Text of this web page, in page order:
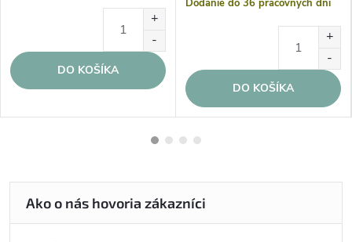
DO KOŠÍKA
Dodanie do 36 pracovných dní
DO KOŠÍKA